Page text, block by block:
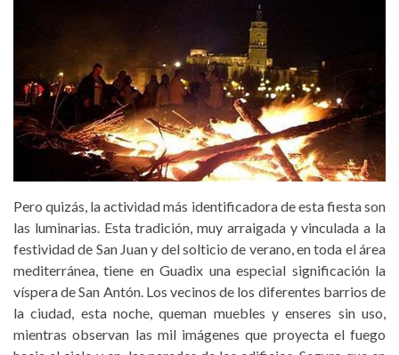
Pero quizás, la actividad más identificadora de esta fiesta son
las luminarias. Esta tradición, muy arraigada y vinculada a la
festividad de San Juan y del solticio de verano, en toda el área
mediterránea, tiene en Guadix una especial significación la
víspera de San Antón. Los vecinos de los diferentes barrios de
la ciudad, esta noche, queman muebles y enseres sin uso,
mientras observan las mil imágenes que proyecta el fuego